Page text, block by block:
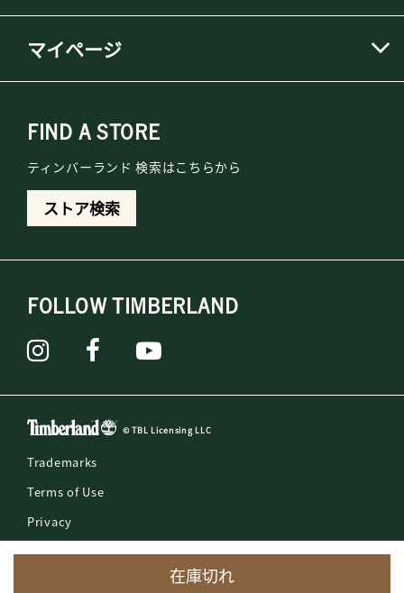
在庫切れ
マイページ
FIND A STORE
ティンバーランド 検索はこちらから
ストア検索
FOLLOW TIMBERLAND
© TBL Licensing LLC
Trademarks
Terms of Use
Privacy
Counterfeit Reporting